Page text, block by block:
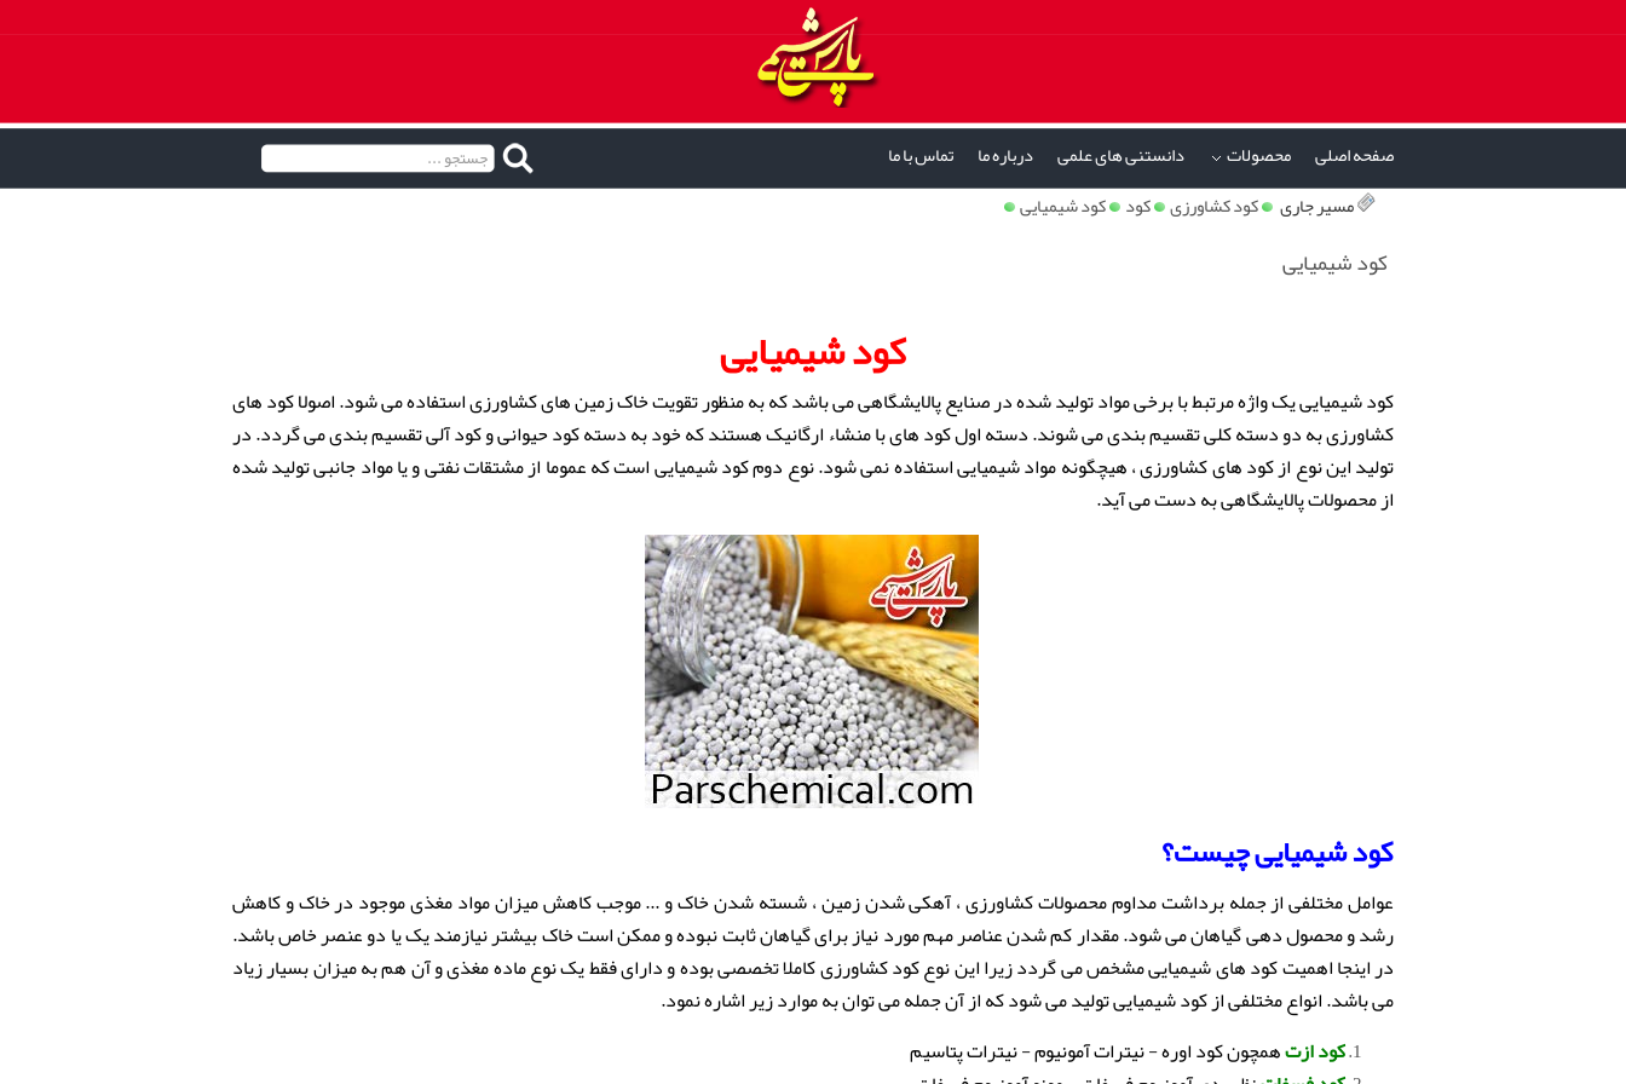
صفحه اصلی محصولات دانستنی های علمی درباره ما
تماس با ما
مسیر جاری
» کود کشاورزی کود کود شیمیایی
کود شیمیایی
کود شیمیایی
کود شیمیایی یک واژه مرتبط با برخی مواد تولید شده در صنایع پالایشگاهی می باشد که به منظور تقویت خاک زمین های کشاورزی استفاده می شود. اصولا کود های
کشاورزی به دو دسته کلی تقسیم بندی می شوند. دسته اول کود های با منشاء ارگانیک هستند که خود به دسته کود حیوانی و کود آلی تقسیم بندی می گردد. در
تولید این نوع از کود های کشاورزی ، هیچگونه مواد شیمیایی استفاده نمی شود. نوع دوم کود شیمیایی است که عموما از مشتقات نفتی و یا مواد جانبی تولید شده
از محصولات پالایشگاهی به دست می آید.
کود شیمیایی چیست؟
عوامل مختلفی از جمله برداشت مداوم محصولات کشاورزی ، آهکی شدن زمین ، شسته شدن خاک و ... موجب کاهش میزان مواد مغذی موجود در خاک و کاهش
رشد و محصول دهی گیاهان می شود. مقدار کم شدن عناصر مهم مورد نیاز برای گیاهان ثابت نبوده و ممکن است خاک بیشتر نیازمند یک یا دو عنصر خاص باشد.
در اینجا اهمیت کود های شیمیایی مشخص می گردد زیرا این نوع کود کشاورزی کاملا تخصصی بوده و دارای فقط یک نوع ماده مغذی و آن هم به میزان بسیار زیاد
می باشد. انواع مختلفی از کود شیمیایی تولید می شود که از آن جمله می توان به موارد زیر اشاره نمود.
کود ازتهمچون کود اوره - نیترات آمونیوم - نیترات پتاسیم